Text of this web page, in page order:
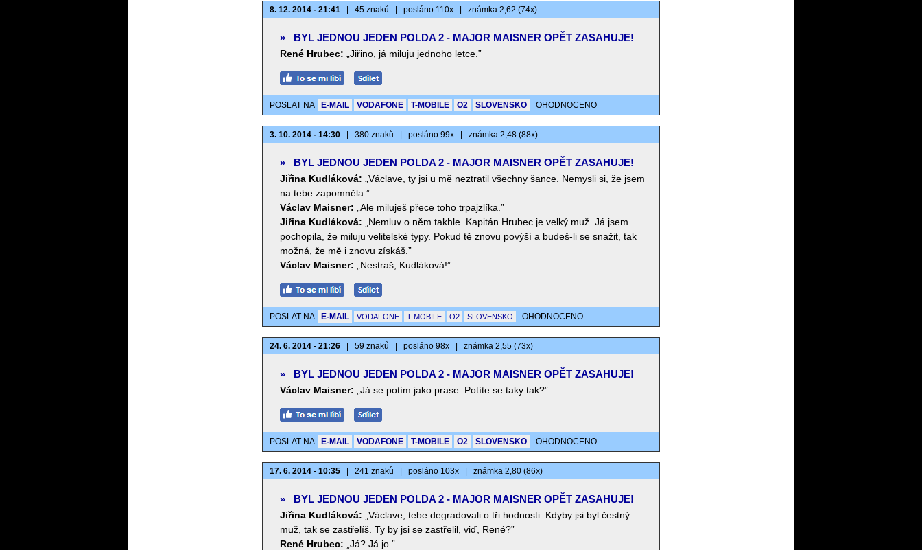
8. 12. 2014 - 21:41 45 znaků posláno 110x známka 2,62 (74x)
» BYL JEDNOU JEDEN POLDA 2 - MAJOR MAISNER OPĚT ZASAHUJE!
René Hrubec: „Jiřino, já miluju jednoho letce.”
POSLAT NA E-MAIL VODAFONE T-MOBILE O2 SLOVENSKO OHODNOCENO
3. 10. 2014 - 14:30 380 znaků posláno 99x známka 2,48 (88x)
» BYL JEDNOU JEDEN POLDA 2 - MAJOR MAISNER OPĚT ZASAHUJE!
Jiřina Kudláková:
„Václave, ty jsi u mě neztratil všechny šance. Nemysli si, že jsem
na tebe zapomněla.”
Václav Maisner:
„Ale miluješ přece toho trpajzlíka.”
Jiřina Kudláková:
„Nemluv o něm takhle. Kapitán Hrubec je velký muž. Já jsem
pochopila, že miluju velitelské typy. Pokud tě znovu povýší a budeš-li se snažit, tak
možná, že mě i znovu získáš.”
Václav Maisner:
„Nestraš, Kudláková!”
POSLAT NA E-MAIL VODAFONE T-MOBILE O2 SLOVENSKO OHODNOCENO
24. 6. 2014 - 21:26 59 znaků posláno 98x známka 2,55 (73x)
» BYL JEDNOU JEDEN POLDA 2 - MAJOR MAISNER OPĚT ZASAHUJE!
Václav Maisner: „Já se potím jako prase. Potíte se taky tak?”
POSLAT NA E-MAIL VODAFONE T-MOBILE O2 SLOVENSKO OHODNOCENO
17. 6. 2014 - 10:35 241 znaků posláno 103x známka 2,80 (86x)
» BYL JEDNOU JEDEN POLDA 2 - MAJOR MAISNER OPĚT ZASAHUJE!
Jiřina Kudláková:
„Václave, tebe degradovali o tři hodnosti. Kdyby jsi byl čestný
muž, tak se zastřelíš. Ty by jsi se zastřelil, viď, René?”
René Hrubec:
„Já? Já jo.”